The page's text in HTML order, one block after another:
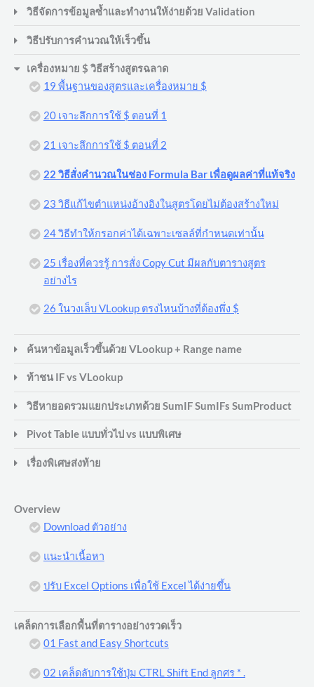
วิธีจัดการข้อมูลซ้ำและทำงานให้ง่ายด้วย Validation
วิธีปรับการคำนวณให้เร็วขึ้น
เครื่องหมาย $ วิธีสร้างสูตรฉลาด
19 พื้นฐานของสูตรและเครื่องหมาย $
20 เจาะลึกการใช้ $ ตอนที่ 1
21 เจาะลึกการใช้ $ ตอนที่ 2
22 วิธีสั่งคำนวณในช่อง Formula Bar เพื่อดูผลค่าที่แท้จริง
23 วิธีแก้ไขตำแหน่งอ้างอิงในสูตรโดยไม่ต้องสร้างใหม่
24 วิธีทำให้กรอกค่าได้เฉพาะเซลล์ที่กำหนดเท่านั้น
25 เรื่องที่ควรรู้ การสั่ง Copy Cut มีผลกับตารางสูตร
อย่างไร
26 ในวงเล็บ VLookup ตรงไหนบ้างที่ต้องพึ่ง $
ค้นหาข้อมูลเร็วขึ้นด้วย VLookup + Range name
ท้าชน IF vs VLookup
วิธีหายอดรวมแยกประเภทด้วย SumIF SumIFs SumProduct
Pivot Table แบบทั่วไป vs แบบพิเศษ
เรื่องพิเศษส่งท้าย
Overview
Download ตัวอย่าง
แนะนำเนื้อหา
ปรับ Excel Options เพื่อใช้ Excel ได้ง่ายขึ้น
เคล็ดการเลือกพื้นที่ตารางอย่างรวดเร็ว
01 Fast and Easy Shortcuts
02 เคล็ดลับการใช้ปุ่ม CTRL Shift End ลูกศร * .